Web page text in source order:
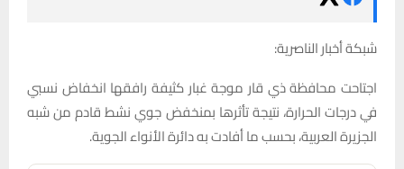
شبكة أخبار الناصرية:
اجتاحت محافظة ذي قار موجة غبار كثيفة رافقها انخفاض نسبي
في درجات الحرارة، نتيجة تأثرها بمنخفض جوي نشط قادم من شبه
الجزيرة العربية، بحسب ما أفادت به دائرة الأنواء الجوية.